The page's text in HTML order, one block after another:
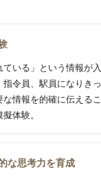
ている」という情報が
指令員、駅員になりき
情報を的確に伝える
体験。
な思考力を育成